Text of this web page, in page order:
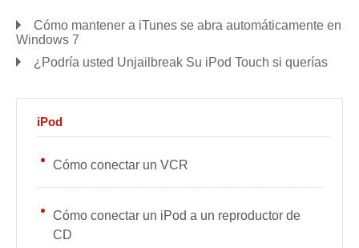
Cómo mantener a iTunes se abra automáticamente en
Windows 7
¿Podría usted Unjailbreak Su iPod Touch si querías
iPod
Cómo conectar un VCR
Cómo conectar un iPod a un reproductor de
CD